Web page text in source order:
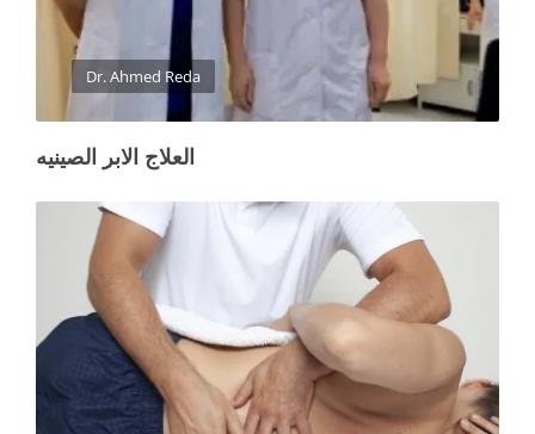
Dr. Ahmed Reda
العلاج الابر الصينيه